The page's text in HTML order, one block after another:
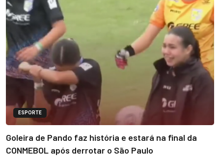
ESPORTE
Goleira de Pando faz história e estará na final da
CONMEBOL após derrotar o São Paulo